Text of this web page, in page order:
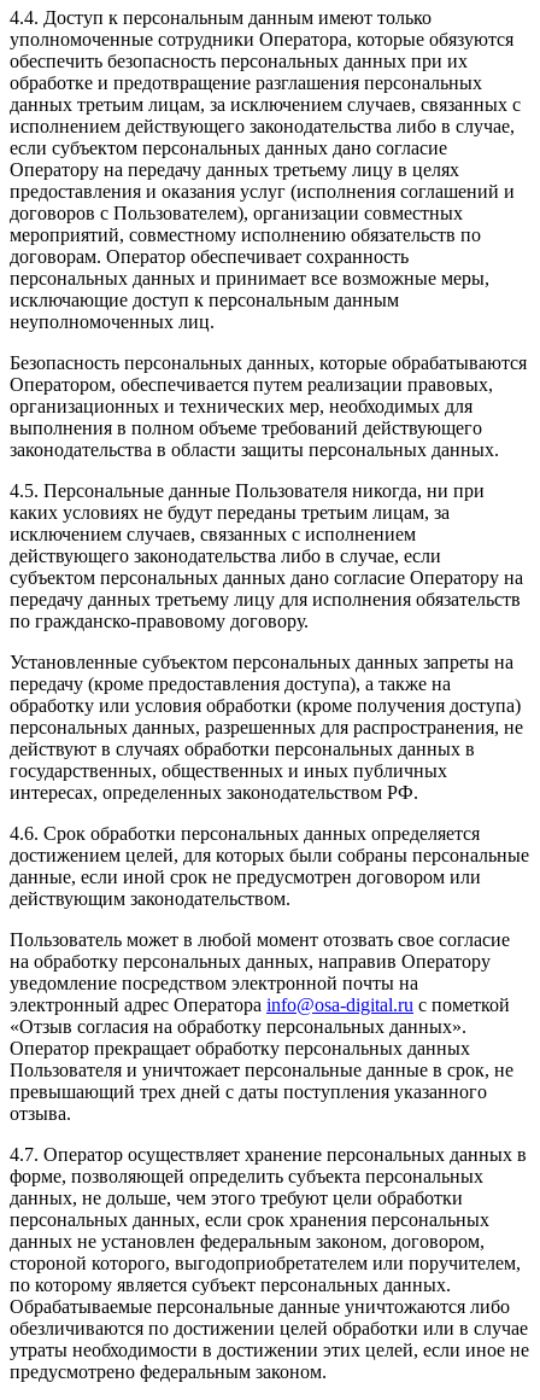
4.4. Доступ к персональным данным имеют только
уполномоченные сотрудники Оператора, которые обязуются
обеспечить безопасность персональных данных при их
обработке и предотвращение разглашения персональных
данных третьим лицам, за исключением случаев, связанных с
исполнением действующего законодательства либо в случае,
если субъектом персональных данных дано согласие
Оператору на передачу данных третьему лицу в целях
предоставления и оказания услуг (исполнения соглашений и
договоров с Пользователем), организации совместных
мероприятий, совместному исполнению обязательств по
договорам. Оператор обеспечивает сохранность
персональных данных и принимает все возможные меры,
исключающие доступ к персональным данным
неуполномоченных лиц.
Безопасность персональных данных, которые обрабатываются
Оператором, обеспечивается путем реализации правовых,
организационных и технических мер, необходимых для
выполнения в полном объеме требований действующего
законодательства в области защиты персональных данных.
4.5. Персональные данные Пользователя никогда, ни при
каких условиях не будут переданы третьим лицам, за
исключением случаев, связанных с исполнением
действующего законодательства либо в случае, если
субъектом персональных данных дано согласие Оператору на
передачу данных третьему лицу для исполнения обязательств
по гражданско-правовому договору.
Установленные субъектом персональных данных запреты на
передачу (кроме предоставления доступа), а также на
обработку или условия обработки (кроме получения доступа)
персональных данных, разрешенных для распространения, не
действуют в случаях обработки персональных данных в
государственных, общественных и иных публичных
интересах, определенных законодательством РФ.
4.6. Срок обработки персональных данных определяется
достижением целей, для которых были собраны персональные
данные, если иной срок не предусмотрен договором или
действующим законодательством.
Пользователь может в любой момент отозвать свое согласие
на обработку персональных данных, направив Оператору
уведомление посредством электронной почты на
электронный адрес Оператора info@osa-digital.ru с пометкой
«Отзыв согласия на обработку персональных данных».
Оператор прекращает обработку персональных данных
Пользователя и уничтожает персональные данные в срок, не
превышающий трех дней с даты поступления указанного
отзыва.
4.7. Оператор осуществляет хранение персональных данных в
форме, позволяющей определить субъекта персональных
данных, не дольше, чем этого требуют цели обработки
персональных данных, если срок хранения персональных
данных не установлен федеральным законом, договором,
стороной которого, выгодоприобретателем или поручителем,
по которому является субъект персональных данных.
Обрабатываемые персональные данные уничтожаются либо
обезличиваются по достижении целей обработки или в случае
утраты необходимости в достижении этих целей, если иное не
предусмотрено федеральным законом.